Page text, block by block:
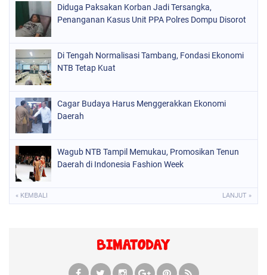
Diduga Paksakan Korban Jadi Tersangka,
Penanganan Kasus Unit PPA Polres Dompu Disorot
Di Tengah Normalisasi Tambang, Fondasi Ekonomi
NTB Tetap Kuat
Cagar Budaya Harus Menggerakkan Ekonomi
Daerah
Wagub NTB Tampil Memukau, Promosikan Tenun
Daerah di Indonesia Fashion Week
« KEMBALI LANJUT »